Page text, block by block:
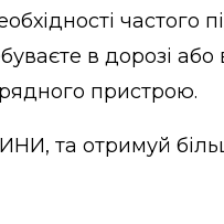
частого
в дорозі
пристрою.
, та отримуй